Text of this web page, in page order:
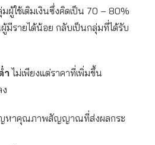
ผู้ใช้เติมเงินซึ่งคิดเป็น 70 – 80%
มีรายได้น้อย กลับเป็นกลุ่มที่ได้รับ
ำไม่เพียงแต่ราคาที่เพิ่มขึ้น
หาคุณภาพสัญญาณที่ส่งผลกระ